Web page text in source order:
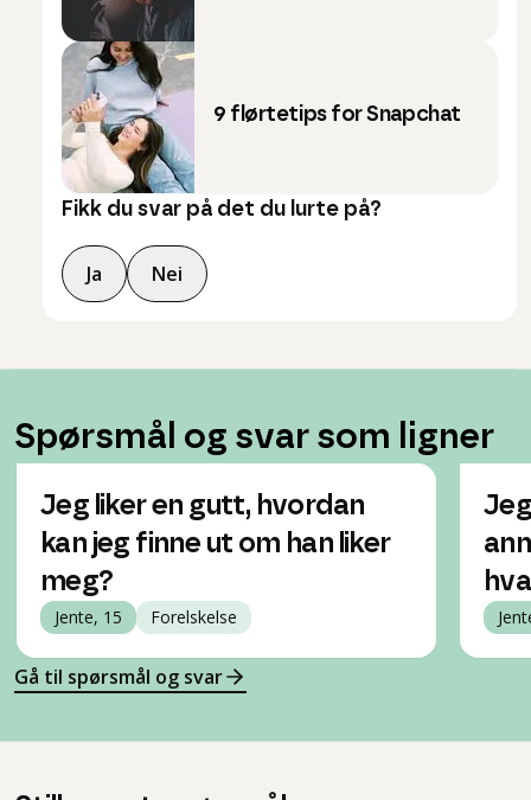
9 flørtetips for Snapchat
Fikk du svar på det du lurte på?
Ja Nei
Spørsmål og svar som ligner
Jeg liker en gutt, hvordan
kan jeg finne ut om han liker
meg?
Jente, 15 Forelskelse
Gå til spørsmål og svar